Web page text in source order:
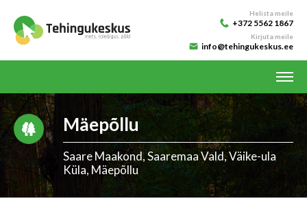
Helista meile
+372 5562 1867
Kirjuta meile
info@tehingukeskus.ee
Mäepõllu
Saare Maakond, Saaremaa Vald, Väike-ula
Küla, Mäepõllu